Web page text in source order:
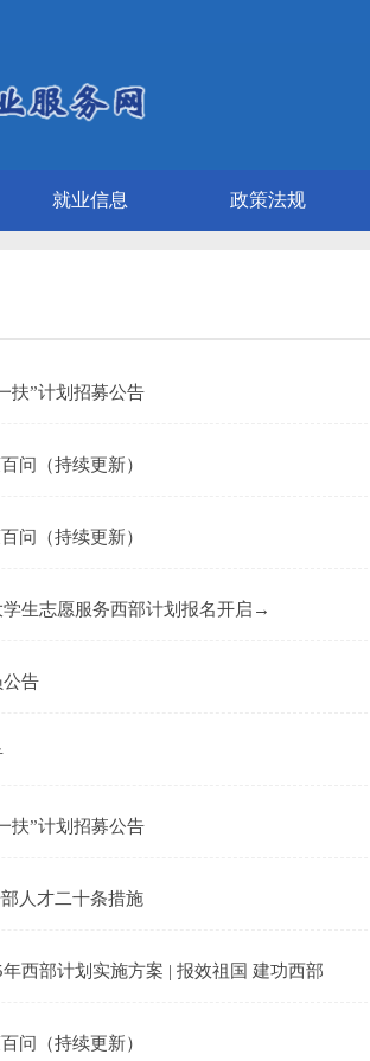
就业信息 政策法规
扶”计划招募公告
问（持续更新）
问（持续更新）
生志愿服务西部计划报名开启→
公告
扶”计划招募公告
人才二十条措施
西部计划实施方案 | 报效祖国 建功西部
问（持续更新）